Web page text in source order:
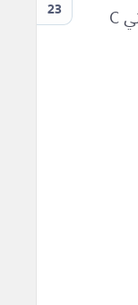
23
أصول تراكيب البيانات بلغتي C